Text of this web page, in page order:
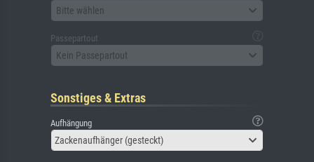
Bitte wählen
Passepartout
Kein Passepartout
Sonstiges & Extras
Aufhängung
Zackenaufhänger (gesteckt)